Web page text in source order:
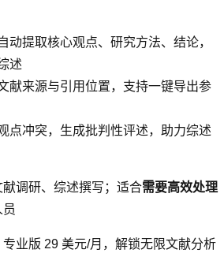
动提取核心观点、研究方法、结论，
述
献来源与引用位置，支持一键导出参
点冲突，生成批判性评述，助力综述
献调研、综述撰写；适合需要高效处理
业版 29 美元/月，解锁无限文献分析